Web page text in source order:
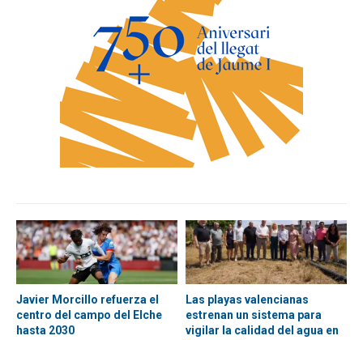
Javier Morcillo refuerza el
centro del campo del Elche
hasta 2030
Las playas valencianas
estrenan un sistema para
vigilar la calidad del agua en